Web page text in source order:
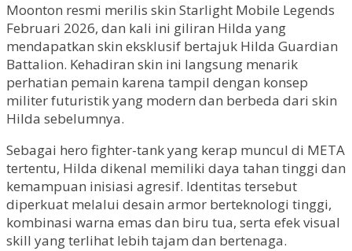
Moonton resmi merilis skin Starlight Mobile Legends
Februari 2026, dan kali ini giliran Hilda yang
mendapatkan skin eksklusif bertajuk Hilda Guardian
Battalion. Kehadiran skin ini langsung menarik
perhatian pemain karena tampil dengan konsep
militer futuristik yang modern dan berbeda dari skin
Hilda sebelumnya.
Sebagai hero fighter-tank yang kerap muncul di META
tertentu, Hilda dikenal memiliki daya tahan tinggi dan
kemampuan inisiasi agresif. Identitas tersebut
diperkuat melalui desain armor berteknologi tinggi,
kombinasi warna emas dan biru tua, serta efek visual
skill yang terlihat lebih tajam dan bertenaga.